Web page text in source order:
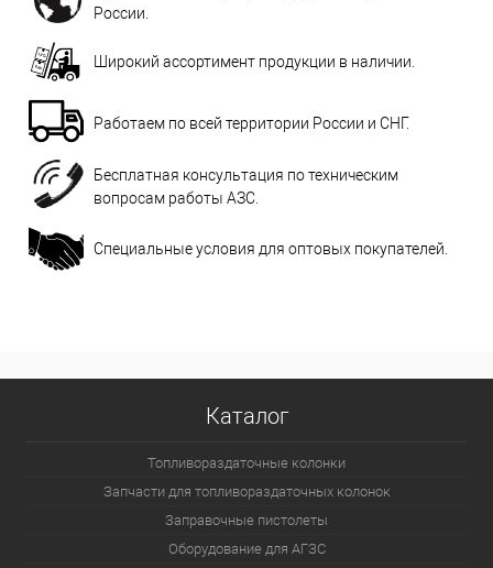
России.
Широкий ассортимент продукции в наличии.
Работаем по всей территории России и СНГ.
Бесплатная консультация по техническим
вопросам работы АЗС.
Специальные условия для оптовых покупателей.
Каталог
Топливораздаточные колонки
Запчасти для топливораздаточных колонок
Заправочные пистолеты
Оборудование для АГЗС